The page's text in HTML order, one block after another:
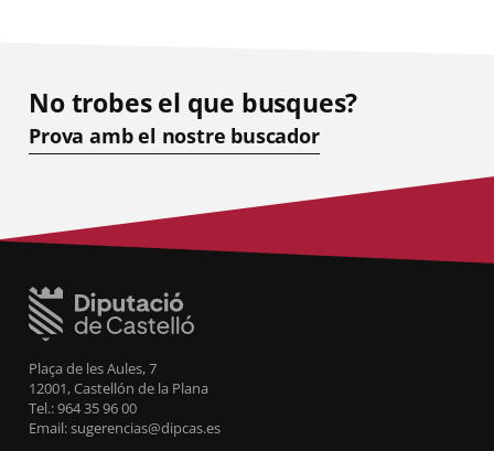
No trobes el que busques?
Prova amb el nostre buscador
Plaça de les Aules, 7
12001, Castellón de la Plana
Tel.: 964 35 96 00
Email: sugerencias@dipcas.es